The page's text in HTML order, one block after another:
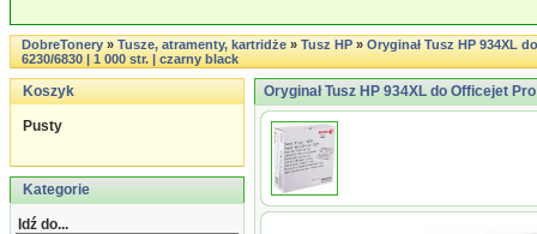
DobreTonery»Tusze, atramenty, kartridże»Tusz HP»Oryginał Tusz HP 934XL
6230/6830 | 1 000 str. | czarny black
Koszyk
Pusty
Kategorie
Idź do...
Oryginał Tusz HP 934XL do Officejet